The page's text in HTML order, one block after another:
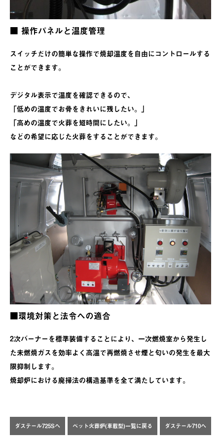
■ 操作パネルと温度管理
スイッチだけの簡単な操作で焼却温度を自由にコントロールする
ことができます。
デジタル表示で温度を確認できるので、
「低めの温度でお骨をきれいに残したい。」
「高めの温度で火葬を短時間にしたい。」
などの希望に応じた火葬をすることができます。
■環境対策と法令への適合
2次バーナーを標準装備することにより、一次燃焼室から発生し
た未燃焼ガスを効率よく高温で再燃焼させ煙と匂いの発生を最大
限抑制します。
焼却炉における廃掃法の構造基準を全て満たしています。
ダステール725Sへ ペット火葬炉(車載型)一覧に戻る ダステール710へ